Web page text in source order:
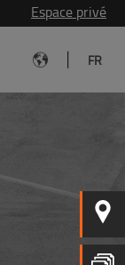
Espace privé
FR